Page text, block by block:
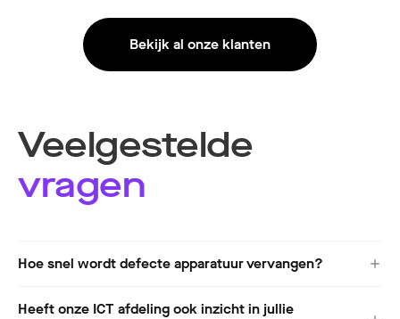
Bekijk al onze klanten
Veelgestelde
vragen
Hoe snel wordt defecte apparatuur vervangen?
Heeft onze ICT afdeling ook inzicht in jullie